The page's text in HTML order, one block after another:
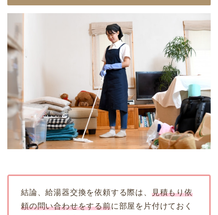
結論、給湯器交換を依頼する際は、 見積もり依
頼の問い合わせをする前に部屋を片付けておく